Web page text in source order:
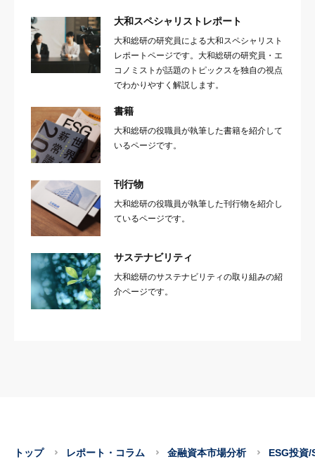
大和スペシャリストレポート
大和総研の研究員による大和スペシャリスト
レポートページです。大和総研の研究員・エ
コノミストが話題のトピックスを独自の視点
でわかりやすく解説します。
書籍
大和総研の役職員が執筆した書籍を紹介して
いるページです。
刊行物
大和総研の役職員が執筆した刊行物を紹介し
ているページです。
サステナビリティ
大和総研のサステナビリティの取り組みの紹
介ページです。
トップ レポート・コラム 金融資本市場分析 ESG投資/